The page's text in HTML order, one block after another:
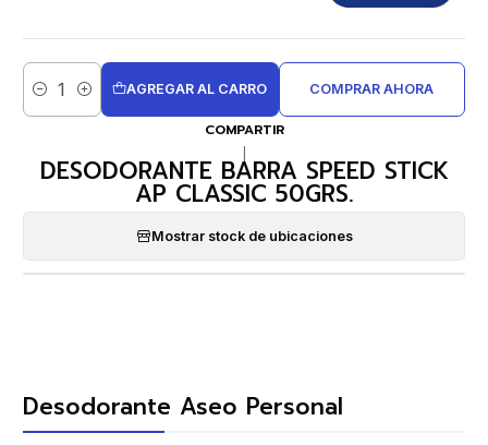
Cantidad
AGREGAR AL CARRO COMPRAR AHORA
COMPARTIR
DESODORANTE BARRA SPEED STICK
AP CLASSIC 50GRS.
Mostrar stock de ubicaciones
Desodorante Aseo Personal